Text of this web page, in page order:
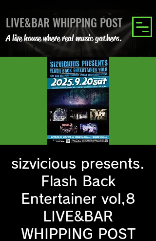
LIVE&BAR WHIPPING POST
A live house where real music gathers.
sizvicious presents.
Flash Back
Entertainer vol,8
LIVE&BAR
WHIPPING POST